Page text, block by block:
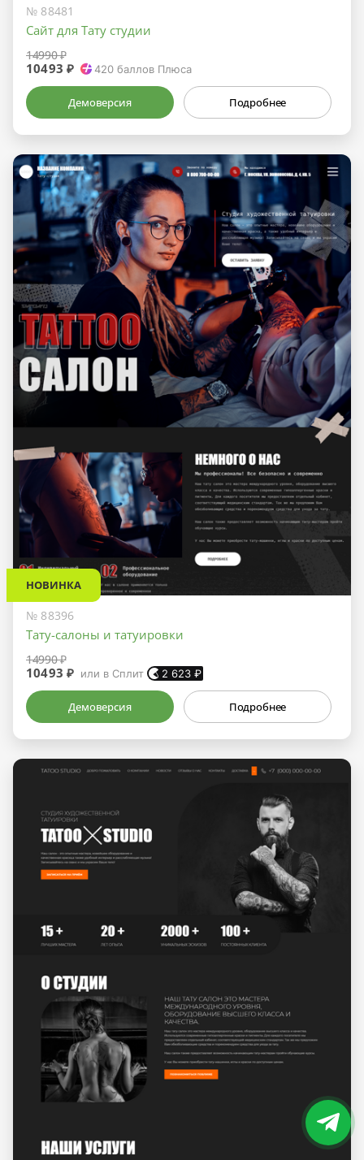
№ 88481
Сайт для Тату студии
14990 ₽
10493 ₽ 420 баллов Плюса
Демоверсия Подробнее
НОВИНКА
№ 88396
Тату-салоны и татуировки
14990 ₽
10493 ₽ или в Сплит 2 623 ₽
Демоверсия Подробнее